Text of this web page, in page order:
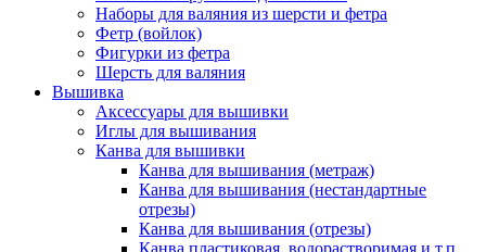
Наборы для валяния из шерсти и фетра
Фетр (войлок)
Фигурки из фетра
Шерсть для валяния
Вышивка
Аксессуары для вышивки
Иглы для вышивания
Канва для вышивки
Канва для вышивания (метраж)
Канва для вышивания (нестандартные
отрезы)
Канва для вышивания (отрезы)
Канва пластиковая, водорастворимая и т.п.